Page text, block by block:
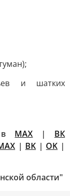
и шатких
в MAX | ВК
| BK | OK |
области"